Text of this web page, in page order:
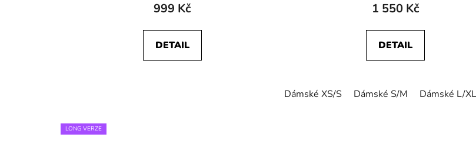
999 Kč
DETAIL
1 550 Kč
DETAIL
Dámské XS/S Dámské S/M Dámské L/XL
LONG VERZE